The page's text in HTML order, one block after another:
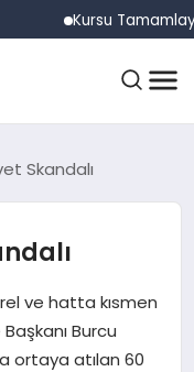
Kursu Tamamlayan
Skandalı
ve hatta kısmen
Burcu
ortaya atılan 60